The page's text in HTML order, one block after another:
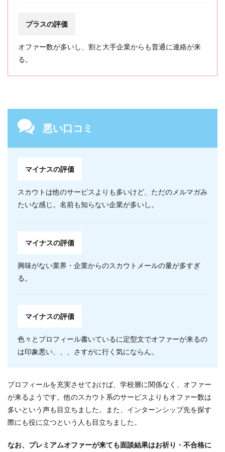
プラスの評価
オファー数が多いし、割と大手企業からも普通に連絡が来
る。
悪い口コミ
マイナスの評価
スカウトは他のサービスよりも多いけど、ただのメルマガみ
たいな感じ。名前も知らない企業が多いし。
マイナスの評価
興味がない業界・企業からのスカウトメールの量が多すぎ
る。
マイナスの評価
色々とプロフィール書いているに定型文でオファーが来るの
は印象悪い、、、さすがに行く気にならん。
プロフィールを充実させておけば、学校層に関係なく、オファー
が来るようです。他のスカウト系のサービスよりもオファー数は
多いという声も目立ちました。また、インターンシップ先を探す
際にも役に立つという人も目立ちました。
なお、プレミアムオファーが来ても面談結果はお祈り・不合格に